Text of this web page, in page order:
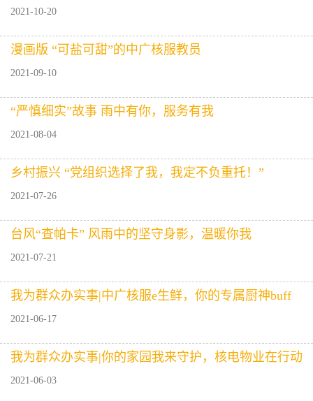
2021-10-20
漫画版 “可盐可甜”的中广核服教员
2021-09-10
“严慎细实”故事 雨中有你，服务有我
2021-08-04
乡村振兴 “党组织选择了我，我定不负重托！”
2021-07-26
台风“查帕卡” 风雨中的坚守身影，温暖你我
2021-07-21
我为群众办实事|中广核服e生鲜，你的专属厨神buff
2021-06-17
我为群众办实事|你的家园我来守护，核电物业在行动
2021-06-03